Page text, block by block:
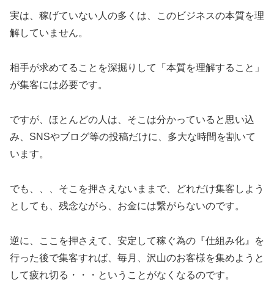
実は、稼げていない人の多くは、このビジネスの本質を理
解していません。
相手が求めてることを深掘りして「本質を理解すること」
が集客には必要です。
ですが、ほとんどの人は、そこは分かっていると思い込
み、SNSやブログ等の投稿だけに、多大な時間を割いて
います。
でも、、、そこを押さえないままで、どれだけ集客しよう
としても、残念ながら、お金には繋がらないのです。
逆に、ここを押さえて、安定して稼ぐ為の『仕組み化』を
行った後で集客すれば、毎月、沢山のお客様を集めようと
して疲れ切る・・・ということがなくなるのです。